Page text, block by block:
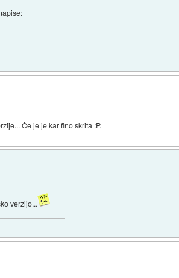
Če je je kar fino skrita :P.
verzijo...